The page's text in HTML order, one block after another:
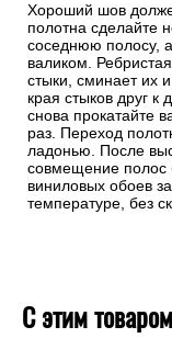
Хороший шов
полотна сделайте
соседнюю полосу,
валиком.
стыки, сминает их
края стыков друг к
снова прокатайте
раз. Переход
ладонью. После
совмещение полос
виниловых обоев
температуре, без
С этим